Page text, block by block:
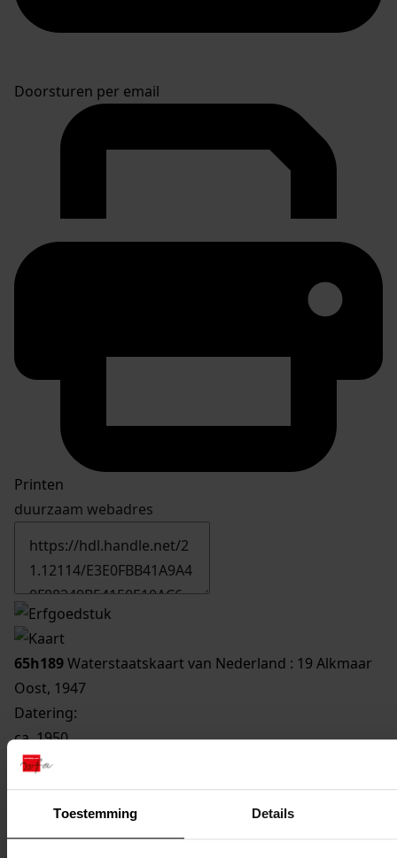
Toestemming Details
Doorsturen per email
Printen
duurzaam webadres
65h189Waterstaatskaart van Nederland : 19 Alkmaar
Oost, 1947
Datering:
ca. 1950
Signatuur:
65h189
Beschrijving:
Zie voor het bestreken gebied de bladwijzer 1:50000